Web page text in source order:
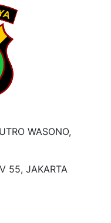
WASONO,
55, JAKARTA